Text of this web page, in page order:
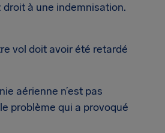
à une indemnisation.
vol doit avoir été retardé
aérienne n’est pas
problème qui a provoqué